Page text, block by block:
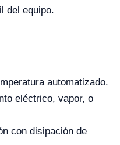
del equipo.
automatizado.
eléctrico, vapor, o
con disipación de